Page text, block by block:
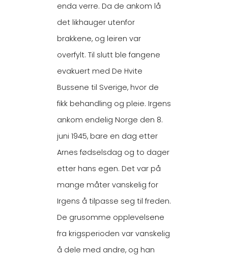
enda verre. Da de ankom lå
det likhauger utenfor
brakkene, og leiren var
overfylt. Til slutt ble fangene
evakuert med De Hvite
Bussene til Sverige, hvor de
fikk behandling og pleie. Irgens
ankom endelig Norge den 8.
juni 1945, bare en dag etter
Arnes fødselsdag og to dager
etter hans egen. Det var på
mange måter vanskelig for
Irgens å tilpasse seg til freden.
De grusomme opplevelsene
fra krigsperioden var vanskelig
å dele med andre, og han